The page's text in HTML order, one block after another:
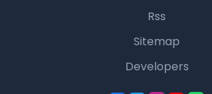
Rss
Sitemap
Developers